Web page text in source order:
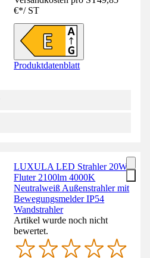
€*/ ST
Produktdatenblatt
LUXULA LED Strahler 20W
Fluter 2100lm 4000K
Neutralweiß Außenstrahler mit
Bewegungsmelder IP54
Wandstrahler
Artikel wurde noch nicht
bewertet.